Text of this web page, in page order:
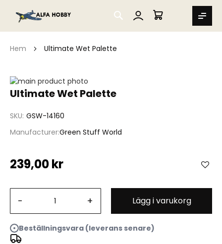
SEARCH
MIN VARUKORG
Hem Ultimate Wet Palette
Ultimate Wet Palette
SKU GSW-14160
ManufacturerGreen Stuff World
239,00 kr
- + Lägg i varukorg
Beställningsvara (leverans senare)
Hoppa
till
bildgalleriet
Hoppa
av
bildgalleriet